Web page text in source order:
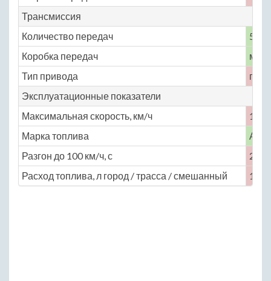
Трансмиссия
Количество передач
5
Коробка передач
Тип привода
Эксплуатационные показатели
Максимальная скорость, км/ч
132
Марка топлива
АИ-
Разгон до 100 км/ч, с
25
Расход топлива, л город / трасса / смешанный
12.2